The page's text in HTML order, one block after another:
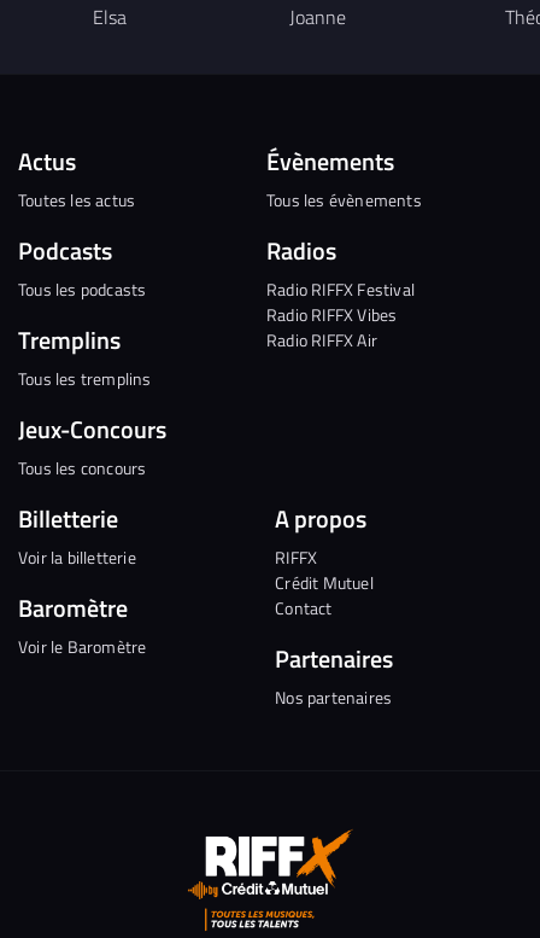
Elsa Joanne
Actus
Toutes les actus
Podcasts
Tous les podcasts
Tremplins
Tous les tremplins
Jeux-Concours
Tous les concours
Évènements
Tous les évènements
Radios
Radio RIFFX Festival
Radio RIFFX Vibes
Radio RIFFX Air
Billetterie
Voir la billetterie
Baromètre
Voir le Baromètre
A propos
RIFFX
Crédit Mutuel
Contact
Partenaires
Nos partenaires